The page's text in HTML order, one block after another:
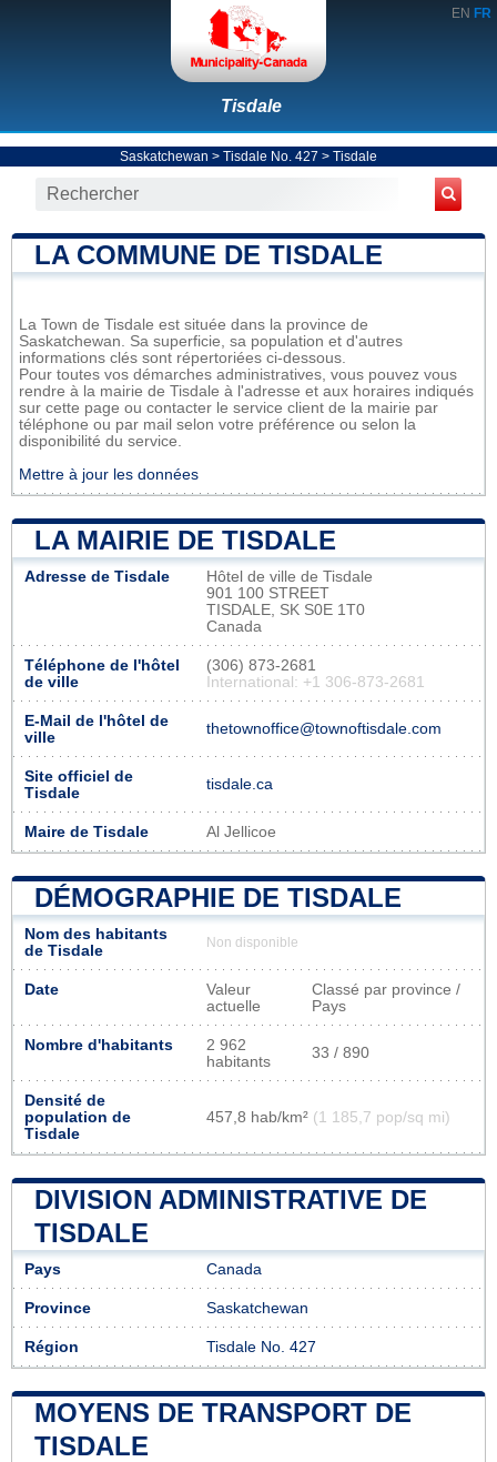
EN FR
Tisdale
Saskatchewan > Tisdale No. 427 > Tisdale
LA COMMUNE DE TISDALE
La Town de Tisdale est située dans la province de
Saskatchewan. Sa superficie, sa population et d'autres
informations clés sont répertoriées ci-dessous.
Pour toutes vos démarches administratives, vous pouvez vous
rendre à la mairie de Tisdale à l'adresse et aux horaires indiqués
sur cette page ou contacter le service client de la mairie par
téléphone ou par mail selon votre préférence ou selon la
disponibilité du service.
Mettre à jour les données
LA MAIRIE DE TISDALE
Adresse de Tisdale
Hôtel de ville de Tisdale
901 100 STREET
TISDALE, SK S0E 1T0
Canada
Téléphone de l'hôtel
de ville
(306) 873-2681
International: +1 306-873-2681
E-Mail de l'hôtel de
ville
thetownoffice@townoftisdale.com
Site officiel de
Tisdale
tisdale.ca
Maire de Tisdale Al Jellicoe
DÉMOGRAPHIE DE TISDALE
Nom des habitants
de Tisdale
Non disponible
Date
Valeur
actuelle
Classé par province /
Pays
Nombre d'habitants
2 962
habitants
33 / 890
Densité de
population de
Tisdale
457,8 hab/km² (1 185,7 pop/sq mi)
DIVISION ADMINISTRATIVE DE
TISDALE
Pays Canada
Province Saskatchewan
Région Tisdale No. 427
MOYENS DE TRANSPORT DE
TISDALE